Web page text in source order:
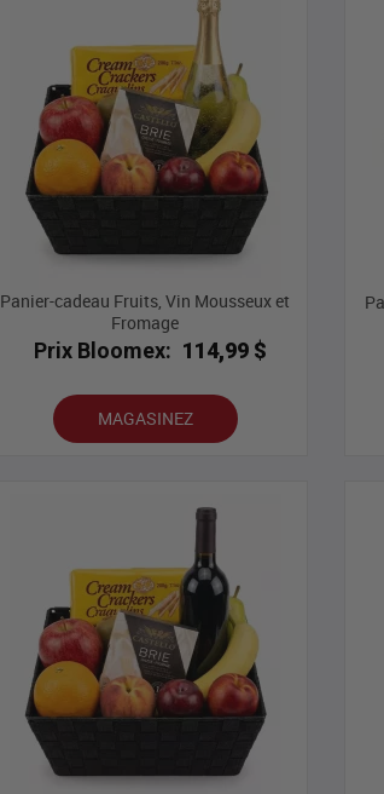
Panier-cadeau Fruits, Vin Mousseux et
Fromage
Prix Bloomex: 114,99 $
MAGASINEZ